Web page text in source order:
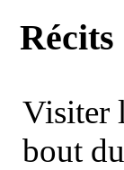
Récits
Visiter
bout